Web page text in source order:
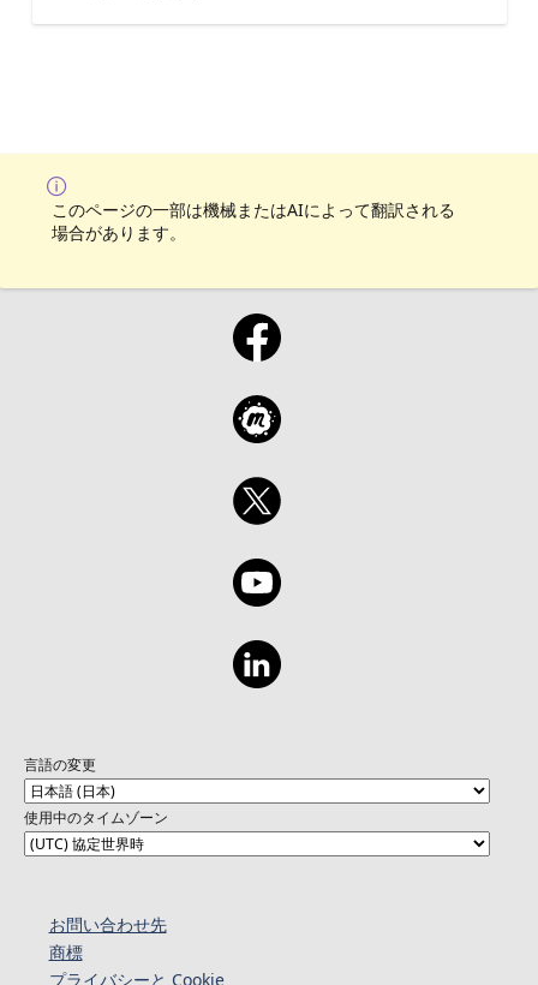
このページの一部は機械またはAIによって翻訳される
場合があります。
言語の変更
使用中のタイムゾーン
お問い合わせ先
商標
プライバシーと Cookie